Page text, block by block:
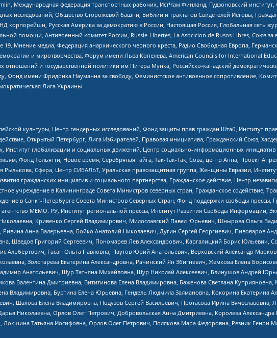
Международная федерация транспортных рабочих, ИстЧам Финланд, Гудзоновский
исследований, Общество Сторожевой башни, Библии и трактатов Свидетелей Иеговы,
корпорейшн, Русская Америка за демократию в России, Настоящая Россия, Глобальная сеть
помощи, Антивоенный комитет России, Russie-Libertes, La Asocicion de Rusos Libres, Союз
Мнение медиа, Федерация анархического черного креста, Радио Свободная Европа,
и миротворчества, Форум имени Льва Копелева, American Councils for International
и государственной политики им Питера Мунка, Российско-канадский
имени Фридриха Науманна за свободу, Феминистское антивоенное сопротивление,
Лига Украины
культуры, Центр гендерных исследований, Фонд защиты прав граждан Штаб, Институт
Открытый Петербург, Лига Избирателей, Правовая инициатива, Гражданский Союз,
глобализации и социальных движений, Центр социально-информационных
Фонд Тольятти, Новое время, Серебряная тайга, Так-Так-Так, Сова, центр Анна, Проект
Сфера, Центр СИБАЛЬТ, Уральская правозащитная группа, Женщины Евразии,
гражданских инициатив и социального партнерства, Гражданское действие, Центр
учреждение в Калининграде Совета Министров северных стран, Гражданское содействие,
в Санкт-Петербурге Совета Министров Северных Стран, Фонд поддержки свободы прессы,
МЕМО. РУ, Институт региональной прессы, Институт Развития Свободы Информации,
Кривенко Сергей Владимирович, Милославский Павел Юрьевич, Шнырова Ольга
Анна Валерьевна, Бойко Анатолий Николаевич, Дугин Сергей Георгиевич, Пивоваров
Шведов Григорий Сергеевич, Пономарев Лев Александрович, Каргалицкий Борис Юльевич,
Альбертович, Гасан Ольга Павловна, Паутов Юрий Анатольевич, Верховский Александр
Золотарева Екатерина Александровна, Рачинский Ян Збигневич, Жемкова Елена
Анатольевич, Щур Татьяна Михайловна, Щур Николай Алексеевич, Блинушов Андрей
Валентина Дмитриевна, Вититинова Елена Владимировна, Баженова Светлана
Владимировна, Буртина Елена Юрьевна, Гендель Людмила Залмановна, Кокорина Екатерина
Шахова Елена Владимировна, Подузов Сергей Васильевич, Протасова Ирина Вячеславовна,
Николаевна, Орлов Олег Петрович, Добровольская Анна Дмитриевна, Королева
Татьяна Иосифовна, Орлов Олег Петрович, Полякова Мара Федоровна, Резник Генри